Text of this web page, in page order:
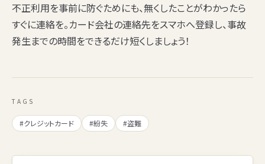
不正利用を事前に防ぐためにも、無くしたことがわかったら
すぐに連絡を。カード会社の連絡先をスマホへ登録し、事故
発生までの時間をできるだけ短くしましょう！
TAGS
#クレジットカード #紛失 #盗難